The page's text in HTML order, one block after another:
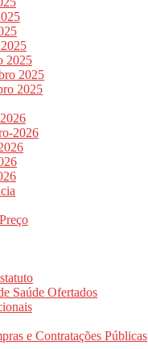
2025
2025
2025
2026
Saúde Ofertados
e Contratações Públicas